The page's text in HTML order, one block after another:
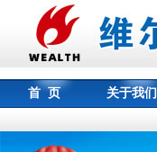
首 页 关于我们